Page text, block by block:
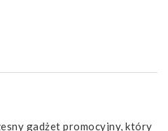
gadżet promocyjny, który